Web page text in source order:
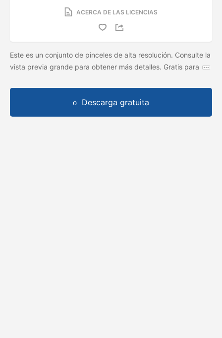
ACERCA DE LAS LICENCIAS
Este es un conjunto de pinceles de alta resolución. Consulte la
vista previa grande para obtener más detalles. Gratis para
Descarga gratuita